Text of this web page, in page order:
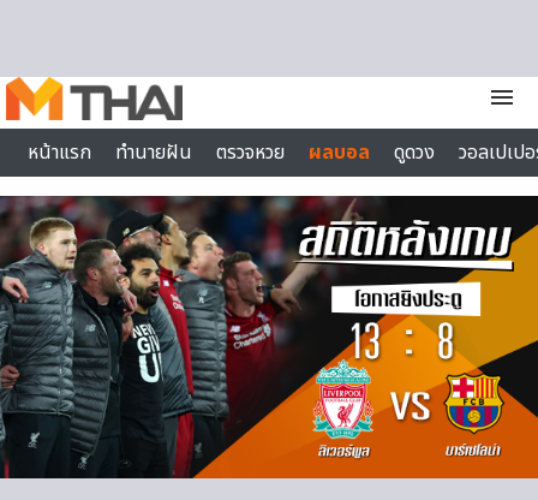
menu
หน้าแรก
ทำนายฝัน ตรวจหวย ผลบอล ดูดวง
วอลเปเป
ไลฟ์สไตล์